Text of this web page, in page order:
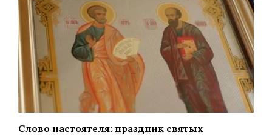
Слово настоятеля: праздник святых